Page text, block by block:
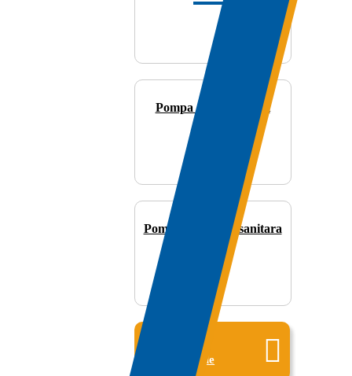
Pompa cu rotor uscat
Pompa apa calda sanitara
produsele